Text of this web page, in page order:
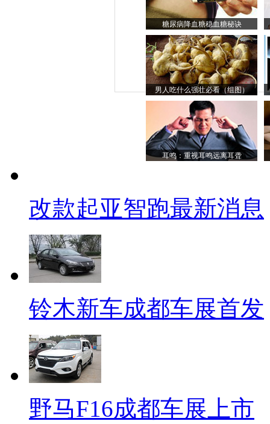
糖尿病降血糖稳血糖秘诀
男人吃什么强壮必看（组图）
耳鸣：重视耳鸣远离耳聋
改款起亚智跑最新消息
铃木新车成都车展首发
野马F16成都车展上市